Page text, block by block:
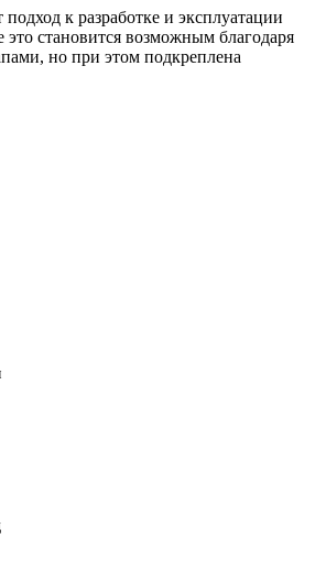
к разработке и эксплуатации
становится возможным благодаря
но при этом подкреплена